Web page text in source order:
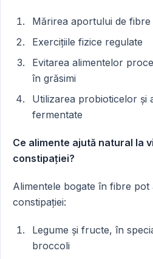
Mărirea aportului de fibre
Exercițiile fizice regulate
Evitarea alimentelor
în grăsimi
Utilizarea probioticelor și
fermentate
Ce alimente ajută natural la
constipației?
Alimentele bogate în fibre pot
constipației:
Legume și fructe, în
broccoli